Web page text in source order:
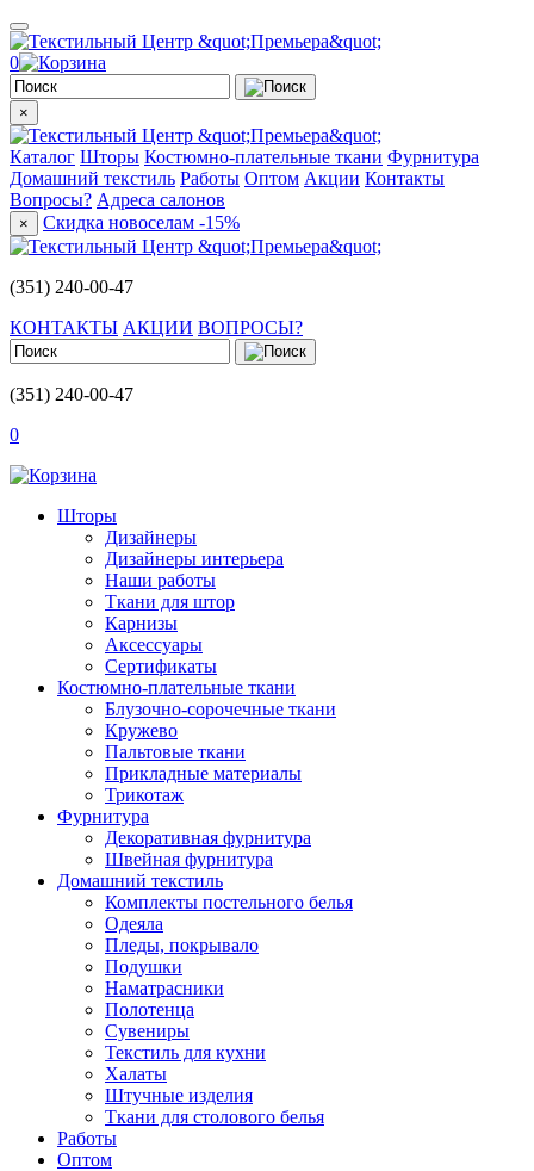
0
×
Каталог Шторы Костюмно-плательные ткани Фурнитура
Домашний текстиль Работы Оптом Акции Контакты
Вопросы? Адреса салонов
× Скидка новоселам -15%
(351) 240-00-47
КОНТАКТЫ АКЦИИ ВОПРОСЫ?
(351) 240-00-47
0
Шторы
Дизайнеры
Дизайнеры интерьера
Наши работы
Ткани для штор
Карнизы
Аксессуары
Сертификаты
Костюмно-плательные ткани
Блузочно-сорочечные ткани
Кружево
Пальтовые ткани
Прикладные материалы
Трикотаж
Фурнитура
Декоративная фурнитура
Швейная фурнитура
Домашний текстиль
Комплекты постельного белья
Одеяла
Пледы, покрывало
Подушки
Наматрасники
Полотенца
Сувениры
Текстиль для кухни
Халаты
Штучные изделия
Ткани для столового белья
Работы
Оптом